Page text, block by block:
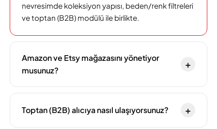
nevresimde koleksiyon yapısı, beden/renk filtreleri
ve toptan (B2B) modülü ile birlikte.
Amazon ve Etsy mağazasını yönetiyor
musunuz?
+
Toptan (B2B) alıcıya nasıl ulaşıyorsunuz? +